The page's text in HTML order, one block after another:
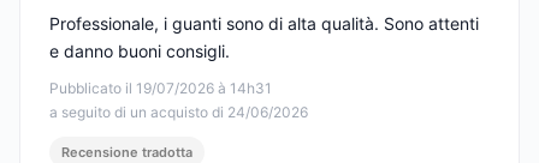
Pubblicato il 19/07/2026 à 14h31
a seguito di un acquisto di 24/06/2026
Professionale, i guanti sono di alta qualità. Sono attenti
e danno buoni consigli.
Recensione tradotta